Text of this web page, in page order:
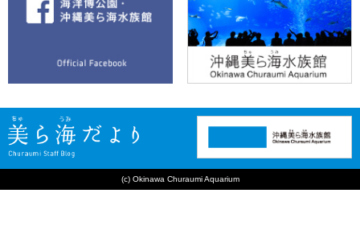
(c) Okinawa Churaumi Aquarium